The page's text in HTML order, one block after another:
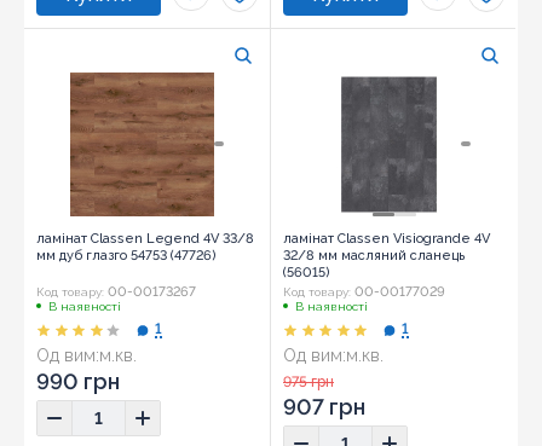
ламінат Classen Legend 4V 33/8
мм дуб глазго 54753 (47726)
Код товару: 00-00173267
В наявності
Од вим:м.кв.
1
990 грн
ламінат Classen Visiogrande 4V
32/8 мм масляний сланець
(56015)
Код товару: 00-00177029
В наявності
Од вим:м.кв.
1
975 грн
907 грн